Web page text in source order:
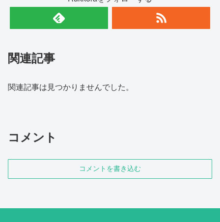
関連記事
関連記事は見つかりませんでした。
コメント
コメントを書き込む